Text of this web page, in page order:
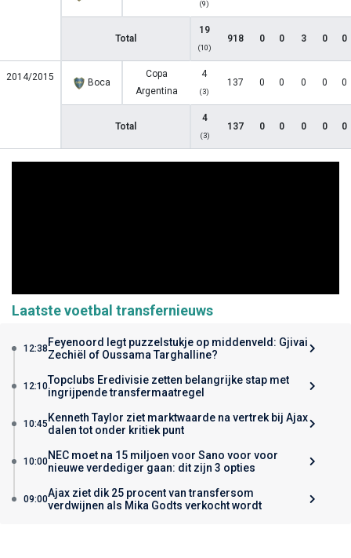
(9)
Total
19
(10)
918 0 0 3 0 0
2014/2015 Boca
Copa
Argentina
4
(3)
137 0 0 0 0 0
Total
4
(3)
137 0 0 0 0 0
Laatste voetbal transfernieuws
12:38 Feyenoord legt puzzelstukje op middenveld: Gjivai
Zechiël of Oussama Targhalline?
12:10Topclubs Eredivisie zetten belangrijke stap met
ingrijpende transfermaatregel
10:45 Kenneth Taylor ziet marktwaarde na vertrek bij Ajax
dalen tot onder kritiek punt
10:00NEC moet na 15 miljoen voor Sano voor voor
nieuwe verdediger gaan: dit zijn 3 opties
09:00Ajax ziet dik 25 procent van transfersom
verdwijnen als Mika Godts verkocht wordt